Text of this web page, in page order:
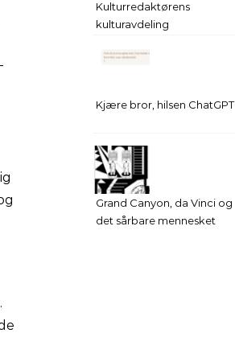
Kulturredaktørens
kulturavdeling
Kjære bror, hilsen ChatGPT
Grand Canyon, da Vinci og
det sårbare mennesket